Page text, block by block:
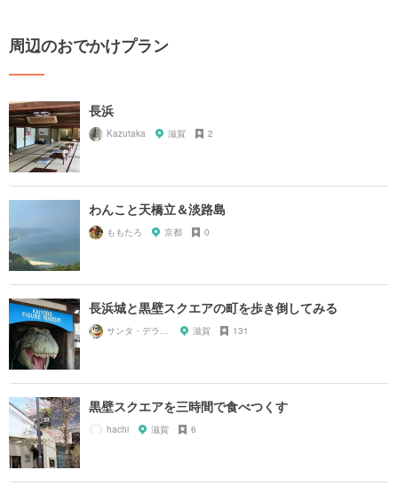
周辺のおでかけプラン
長浜
Kazutaka 滋賀 2
わんこと天橋立＆淡路島
ももたろ 京都 0
長浜城と黒壁スクエアの町を歩き倒してみる
滋賀 131
黒壁スクエアを三時間で食べつくす
hachi 滋賀 6